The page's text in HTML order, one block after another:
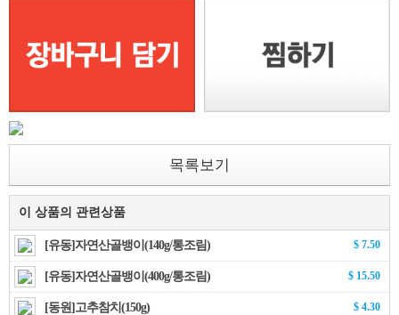
목록보기
이 상품의 관련상품
[유동]자연산골뱅이(140g/통조림) $ 7.50
[유동]자연산골뱅이(400g/통조림) $ 15.50
[동원]고추참치(150g) $ 4.30